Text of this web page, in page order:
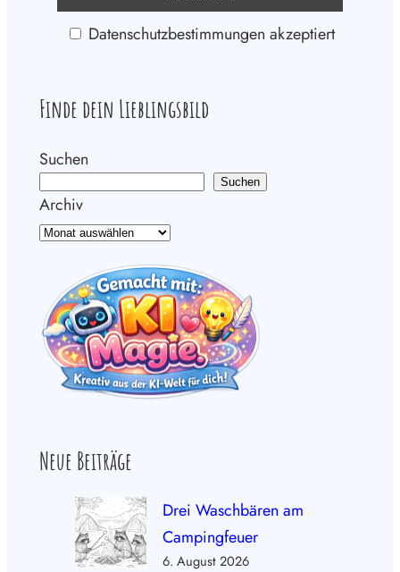
Datenschutzbestimmungen akzeptiert
Finde dein Lieblingsbild
Suchen
Suchen
Archiv
Neue Beiträge
Drei Waschbären am
Campingfeuer
6. August 2026